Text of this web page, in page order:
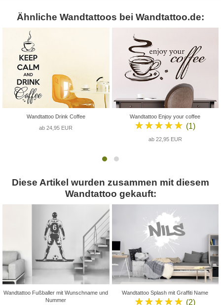
Ähnliche Wandtattoos bei Wandtattoo.de:
Wandtattoo Drink Coffee
ab 24,95 EUR
Wandtattoo Enjoy your coffee
★★★★★ (1)
ab 22,95 EUR
Diese Artikel wurden zusammen mit diesem
Wandtattoo gekauft:
Wandtattoo Fußballer mit Wunschname und
Nummer
Wandtattoo Splash mit Graffiti Name
★★★★★ (2)